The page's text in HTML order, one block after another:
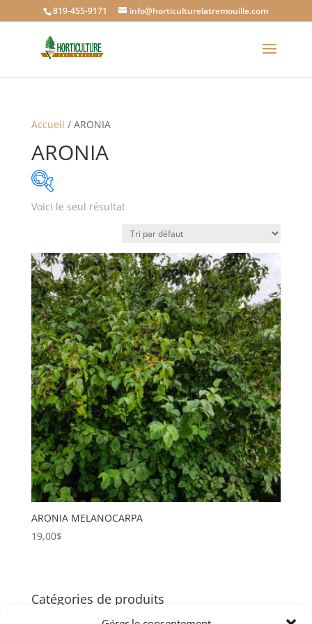
819-455-9171 info@horticulturelatremouille.com
Accueil / ARONIA
ARONIA
Catégories de produits
Étiquettes produit
Voici le seul résultat
ARONIA MELANOCARPA
19,00$
Catégories de produits